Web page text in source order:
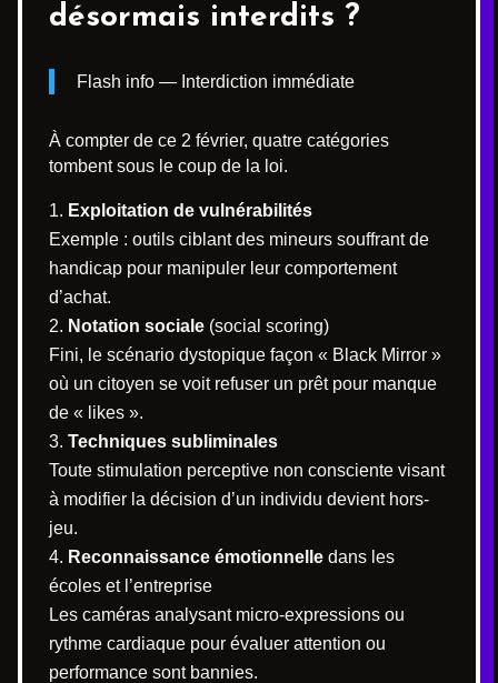
désormais interdits ?
Flash info — Interdiction immédiate
À compter de ce 2 février, quatre catégories
tombent sous le coup de la loi.
Exploitation de vulnérabilités
Exemple : outils ciblant des mineurs souffrant de
handicap pour manipuler leur comportement
d’achat.
Notation sociale (social scoring)
Fini, le scénario dystopique façon « Black Mirror »
où un citoyen se voit refuser un prêt pour manque
de « likes ».
Techniques subliminales
Toute stimulation perceptive non consciente visant
à modifier la décision d’un individu devient hors-
jeu.
Reconnaissance émotionnelle dans les
écoles et l’entreprise
Les caméras analysant micro-expressions ou
rythme cardiaque pour évaluer attention ou
performance sont bannies.